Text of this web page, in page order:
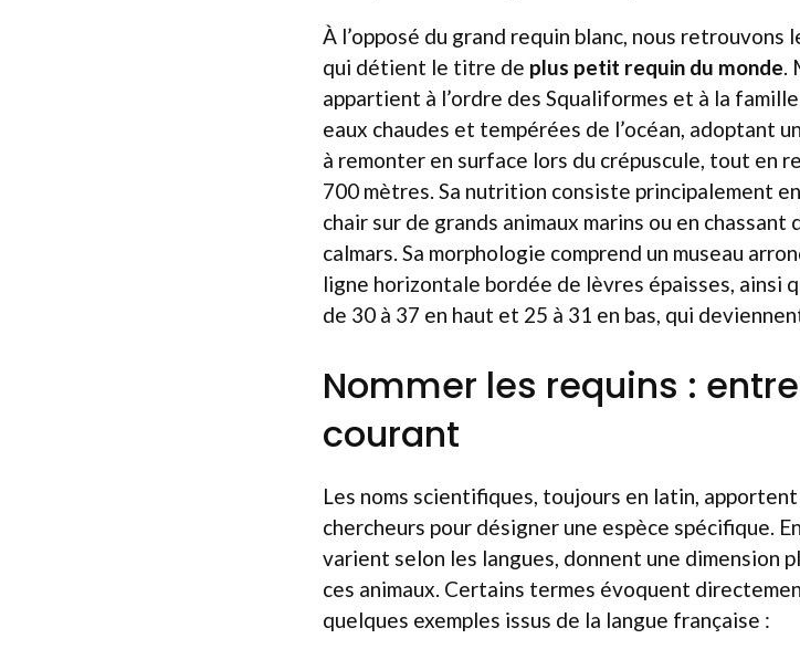
À l’opposé du grand requin blanc, nous retrouvons
qui détient le titre de plus petit requin du monde
appartient à l’ordre des Squaliformes et à la
eaux chaudes et tempérées de l’océan, adoptant
à remonter en surface lors du crépuscule, tout en
700 mètres. Sa nutrition consiste principalement
chair sur de grands animaux marins ou en
calmars. Sa morphologie comprend un museau
ligne horizontale bordée de lèvres épaisses, ainsi
de 30 à 37 en haut et 25 à 31 en bas, qui
Nommer les requins :
courant
Les noms scientifiques, toujours en latin,
chercheurs pour désigner une espèce spécifique.
varient selon les langues, donnent une dimension
ces animaux. Certains termes évoquent
quelques exemples issus de la langue française :